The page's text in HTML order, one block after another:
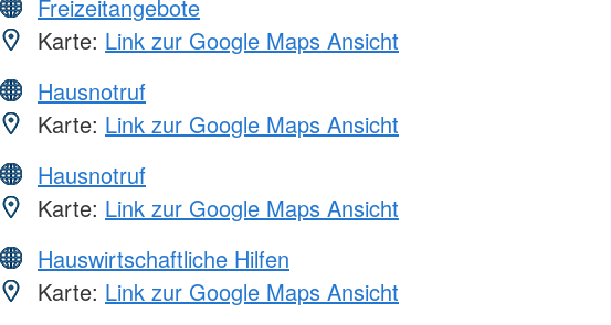
Freizeitangebote
Karte: Link zur Google Maps Ansicht
Hausnotruf
Karte: Link zur Google Maps Ansicht
Hausnotruf
Karte: Link zur Google Maps Ansicht
Hauswirtschaftliche Hilfen
Karte: Link zur Google Maps Ansicht